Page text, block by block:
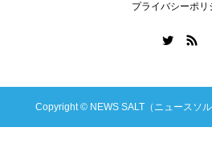
プライバシーポリ
Copyright © NEWS SALT（ニュースソ